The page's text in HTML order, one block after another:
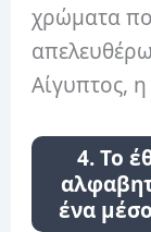
χρώματα
Αίγυπτος,
4. Το
ένα